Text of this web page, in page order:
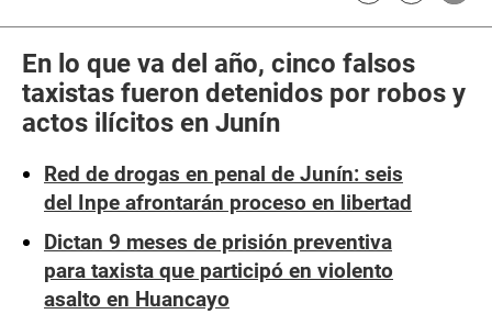
En lo que va del año, cinco falsos
taxistas fueron detenidos por robos y
actos ilícitos en Junín
Red de drogas en penal de Junín: seis
del Inpe afrontarán proceso en libertad
Dictan 9 meses de prisión preventiva
para taxista que participó en violento
asalto en Huancayo